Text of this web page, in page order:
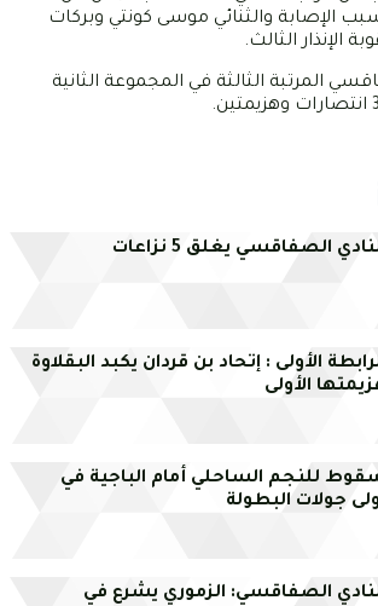
الإصابة والثنائي موسى كونتي وبركات
الإنذار الثالث.
المرتبة الثالثة في المجموعة الثانية
الصفاقسي يغلق 5 نزاعات
الأولى : إتحاد بن قردان يكبد البقلاوة
الأولى
للنجم الساحلي أمام الباجية في
جولات البطولة
الصفاقسي: الزموري يشرع في